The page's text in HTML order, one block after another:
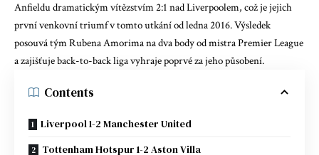
Anfieldu dramatickým vítězstvím 2:1 nad Liverpoolem, což je jejich
první venkovní triumf v tomto utkání od ledna 2016. Výsledek
posouvá tým Rubena Amorima na dva body od mistra Premier League
a zajišťujeback-to-back liga vyhraje poprvé za jeho působení.
Contents
Liverpool 1-2 Manchester United
Tottenham Hotspur 1-2 Aston Villa